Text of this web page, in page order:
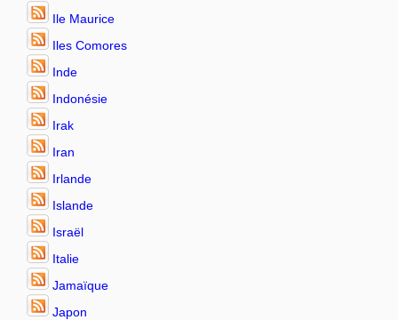
Ile Maurice
Iles Comores
Inde
Indonésie
Irak
Iran
Irlande
Islande
Israël
Italie
Jamaïque
Japon